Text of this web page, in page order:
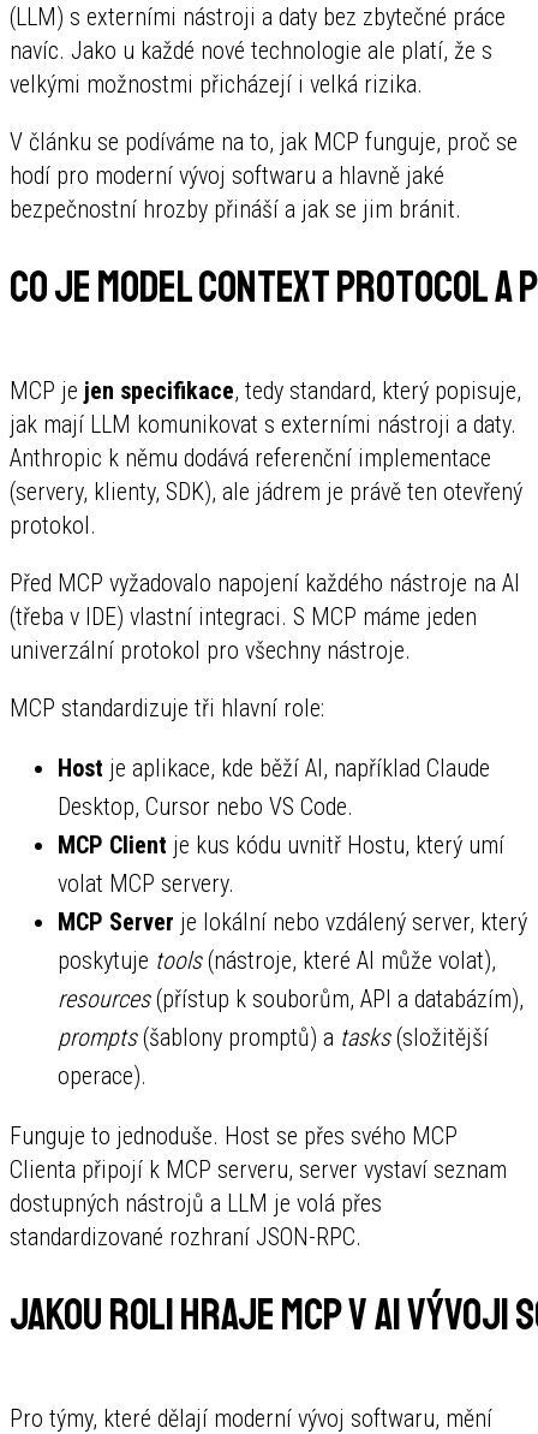
(LLM) s externími nástroji a daty bez zbytečné práce
navíc. Jako u každé nové technologie ale platí, že s
velkými možnostmi přicházejí i velká rizika.
V článku se podíváme na to, jak MCP funguje, proč se
hodí pro moderní vývoj softwaru a hlavně jaké
bezpečnostní hrozby přináší a jak se jim bránit.
Co je Model Context Protocol a
MCP je jen specifikace, tedy standard, který popisuje,
jak mají LLM komunikovat s externími nástroji a daty.
Anthropic k němu dodává referenční implementace
(servery, klienty, SDK), ale jádrem je právě ten otevřený
protokol.
Před MCP vyžadovalo napojení každého nástroje na AI
(třeba v IDE) vlastní integraci. S MCP máme jeden
univerzální protokol pro všechny nástroje.
MCP standardizuje tři hlavní role:
Host je aplikace, kde běží AI, například Claude
Desktop, Cursor nebo VS Code.
MCP Client je kus kódu uvnitř Hostu, který umí
volat MCP servery.
MCP Server je lokální nebo vzdálený server, který
poskytuje tools(nástroje, které AI může volat),
resources(přístup k souborům, API a databázím),
prompts(šablony promptů) a tasks(složitější
operace).
Funguje to jednoduše. Host se přes svého MCP
Clienta připojí k MCP serveru, server vystaví seznam
dostupných nástrojů a LLM je volá přes
standardizované rozhraní JSON-RPC.
Jakou roli hraje MCP v AI
Pro týmy, které dělají moderní vývoj softwaru, mění